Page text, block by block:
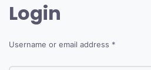
Login
Username or email address *